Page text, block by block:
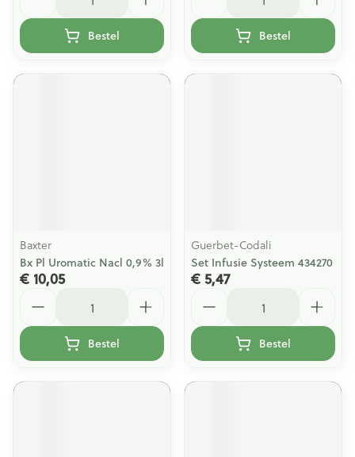
Bestel Bestel
Baxter
Bx Pl Uromatic Nacl 0,9% 3l
€ 10,05
Bestel
Guerbet-Codali
Set Infusie Systeem 434270
€ 5,47
Bestel